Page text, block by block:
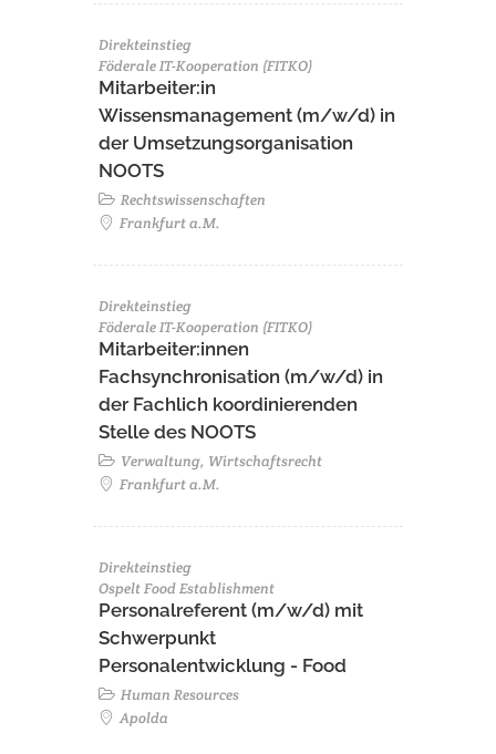
Direkteinstieg
Föderale IT-Kooperation (FITKO)
Mitarbeiter:in
Wissensmanagement (m/w/d) in
der Umsetzungsorganisation
NOOTS
Rechtswissenschaften
Frankfurt a.M.
Direkteinstieg
Föderale IT-Kooperation (FITKO)
Mitarbeiter:innen
Fachsynchronisation (m/w/d) in
der Fachlich koordinierenden
Stelle des NOOTS
Verwaltung, Wirtschaftsrecht
Frankfurt a.M.
Direkteinstieg
Ospelt Food Establishment
Personalreferent (m/w/d) mit
Schwerpunkt
Personalentwicklung - Food
Human Resources
Apolda